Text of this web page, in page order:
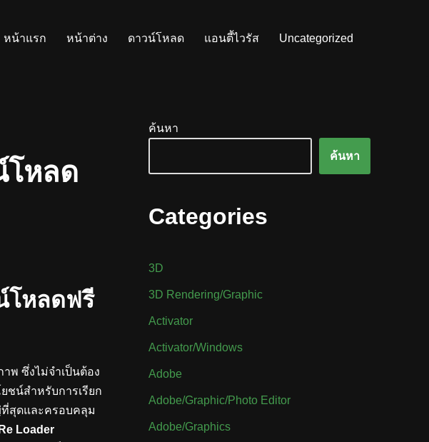
หน้าแรก หน้าต่าง ดาวน์โหลด แอนตี้ไวรัส Uncategorized
โหลด
โหลดฟรี
พ ซึ่งไม่จำเป็นต้อง
ชน์สำหรับการเรียก
ที่สุดและครอบคลุม
Re Loader
ค้นหา
ค้นหา
Categories
3D
3D Rendering/Graphic
Activator
Activator/Windows
Adobe
Adobe/Graphic/Photo Editor
Adobe/Graphics